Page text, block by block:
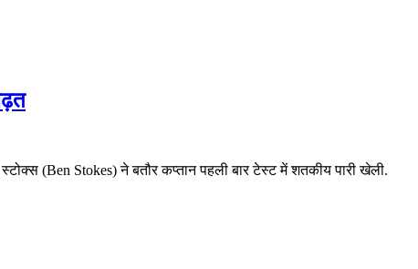
(Ben Stokes) ने बतौर कप्तान पहली बार टेस्ट में शतकीय पारी खेली.